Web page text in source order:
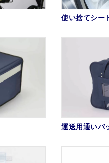
使い捨てシー
運送用通いバ